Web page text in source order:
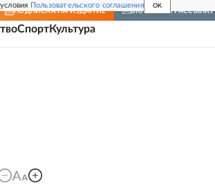
Пользовательского соглашения OK
ПОДПИСКА НА ИЗДАНИЕ ВКЛЮЧИТЬ РАССЫЛКУ
СпортКультура